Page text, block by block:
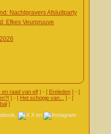
Nachtgravers Afsluitparty
Efkes Veurpruuve
en raad van elf] - [ Ereleden] - [
] - [ Het schopje van...
] - [
]
X en